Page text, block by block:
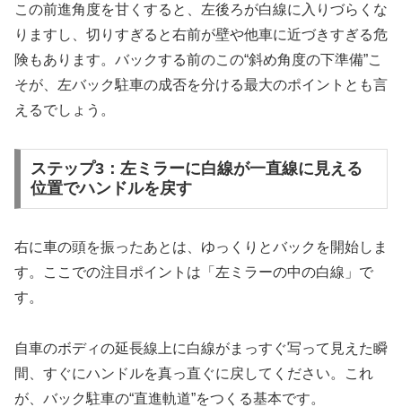
この前進角度を甘くすると、左後ろが白線に入りづらくな
りますし、切りすぎると右前が壁や他車に近づきすぎる危
険もあります。バックする前のこの“斜め角度の下準備”こ
そが、左バック駐車の成否を分ける最大のポイントとも言
えるでしょう。
ステップ3：左ミラーに白線が一直線に見える
位置でハンドルを戻す
右に車の頭を振ったあとは、ゆっくりとバックを開始しま
す。ここでの注目ポイントは「左ミラーの中の白線」で
す。
自車のボディの延長線上に白線がまっすぐ写って見えた瞬
間、すぐにハンドルを真っ直ぐに戻してください。これ
が、バック駐車の“直進軌道”をつくる基本です。